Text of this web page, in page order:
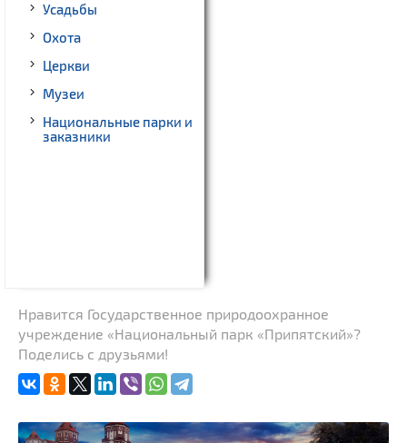
Усадьбы
Охота
Церкви
Музеи
Национальные парки и
заказники
Нравится Государственное природоохранное
учреждение «Национальный парк «Припятский»?
Поделись с друзьями!